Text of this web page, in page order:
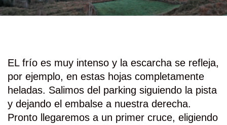
EL frío es muy intenso y la escarcha se refleja,
por ejemplo, en estas hojas completamente
heladas. Salimos del parking siguiendo la pista
y dejando el embalse a nuestra derecha.
Pronto llegaremos a un primer cruce, eligiendo